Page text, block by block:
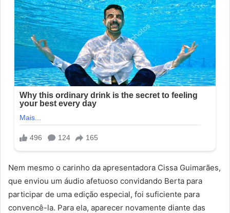
Nem mesmo o carinho da apresentadora Cissa Guimarães,
que enviou um áudio afetuoso convidando Berta para
participar de uma edição especial, foi suficiente para
convencê-la. Para ela, aparecer novamente diante das